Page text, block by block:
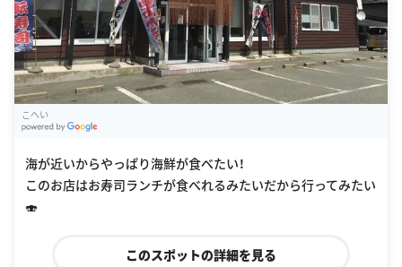
こへい
海が近いからやっぱり海鮮が食べたい！
このお店はお寿司ランチが食べれるみたいだから行ってみたい
🍣
このスポットの詳細を見る